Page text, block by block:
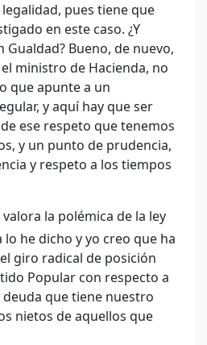
pues tiene que
en este caso. ¿Y
Bueno, de nuevo,
ministro de Hacienda, no
que apunte a un
y aquí hay que ser
ese respeto que tenemos
y un punto de prudencia,
y respeto a los tiempos
valora la polémica de la ley
lo he dicho y yo creo que ha
giro radical de posición
Popular con respecto a
que tiene nuestro
nietos de aquellos que